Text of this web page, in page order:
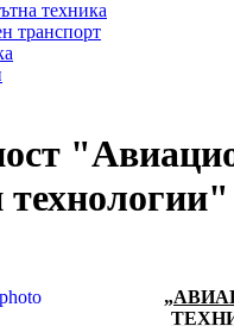
техника
транспорт
технологии"